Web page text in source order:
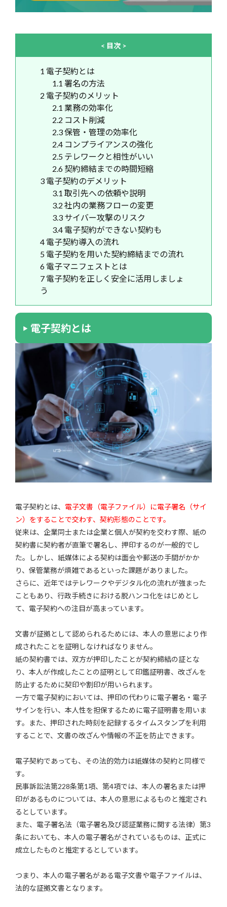
< 目次 >
1 電子契約とは
1.1 署名の方法
2 電子契約のメリット
2.1 業務の効率化
2.2 コスト削減
2.3保管・管理の効率化
2.4 コンプライアンスの強化
2.5 テレワークと相性がいい
2.6 契約締結までの時間短縮
3 電子契約のデメリット
3.1 取引先への依頼や説明
3.2 社内の業務フローの変更
3.3 サイバー攻撃のリスク
3.4 電子契約ができない契約も
4 電子契約導入の流れ
5 電子契約を用いた契約締結までの流れ
6 電子マニフェストとは
7 電子契約を正しく安全に活用しましょ
う
電子契約とは
電子契約とは、 電子文書（電子ファイル）に電子署名（サイ
ン）をすることで交わす、契約形態のことです。
従来は、企業同士または企業と個人が契約を交わす際、紙の
契約書に契約者が直筆で署名し、押印するのが一般的でし
た。しかし、紙媒体による契約は面会や郵送の手間がかか
り、保管業務が煩雑であるといった課題がありました。
さらに、近年ではテレワークやデジタル化の流れが強まった
こともあり、行政手続きにおける脱ハンコ化をはじめとし
て、電子契約への注目が高まっています。
文書が証拠として認められるためには、本人の意思により作
成されたことを証明しなければなりません。
紙の契約書では、双方が押印したことが契約締結の証とな
り、本人が作成したことの証明として印鑑証明書、改ざんを
防止するために契印や割印が用いられます。
一方で電子契約においては、押印の代わりに電子署名・電子
サインを行い、本人性を担保するために電子証明書を用いま
す。また、押印された時刻を記録するタイムスタンプを利用
することで、文書の改ざんや情報の不正を防止できます。
電子契約であっても、その法的効力は紙媒体の契約と同様で
す。
民事訴訟法第228条第1項、第4項では、本人の署名または押
印があるものについては、本人の意思によるものと推定され
るとしています。
また、電子署名法（電子署名及び認証業務に関する法律）第3
条においても、本人の電子署名がされているものは、正式に
成立したものと推定するとしています。
つまり、本人の電子署名がある電子文書や電子ファイルは、
法的な証拠文書となります。